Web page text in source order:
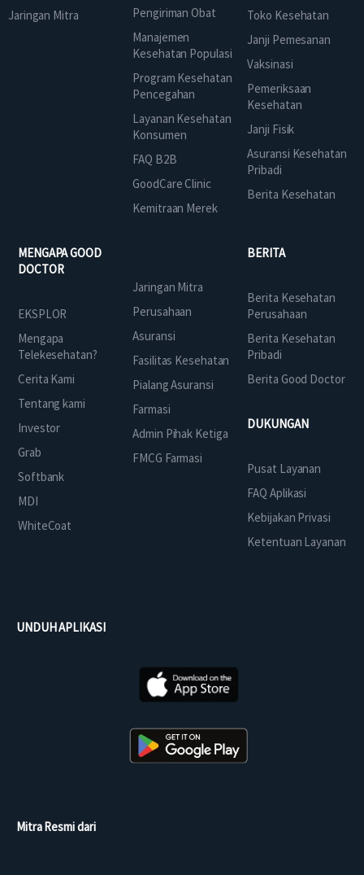
Jaringan Mitra
Pengiriman Obat
Manajemen
Kesehatan Populasi
Program Kesehatan
Pencegahan
Layanan Kesehatan
Konsumen
FAQ B2B
GoodCare Clinic
Kemitraan Merek
Toko Kesehatan
Janji Pemesanan
Vaksinasi
Pemeriksaan
Kesehatan
Janji Fisik
Asuransi Kesehatan
Pribadi
Berita Kesehatan
MENGAPA GOOD
DOCTOR
EKSPLOR
Mengapa
Telekesehatan?
Cerita Kami
Tentang kami
Investor
Grab
Softbank
MDI
WhiteCoat
Jaringan Mitra
Perusahaan
Asuransi
Fasilitas Kesehatan
Pialang Asuransi
Farmasi
Admin Pihak Ketiga
FMCG Farmasi
BERITA
Berita Kesehatan
Perusahaan
Berita Kesehatan
Pribadi
Berita Good Doctor
DUKUNGAN
Pusat Layanan
FAQ Aplikasi
Kebijakan Privasi
Ketentuan Layanan
UNDUH APLIKASI
Mitra Resmi dari